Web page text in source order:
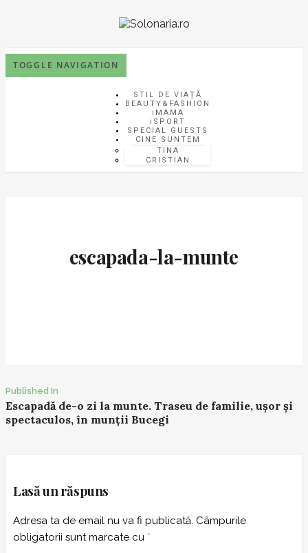
TOGGLE NAVIGATION
STIL DE VIAȚĂ
BEAUTY&FASHION
iMAMA
iSPORT
SPECIAL GUESTS
CINE SUNTEM
TINA
CRISTIAN
escapada-la-munte
P
o
Published In
Escapadă de-o zi la munte. Traseu de familie, ușor și
spectaculos, în munții Bucegi
Lasă un răspuns
Adresa ta de email nu va fi publicată. Câmpurile
obligatorii sunt marcate cu *